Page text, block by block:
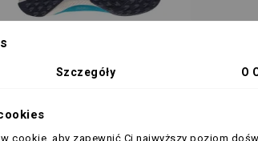
106764 01
Szczegóły O
cookie, aby zapewnić Ci najwyższy poziom